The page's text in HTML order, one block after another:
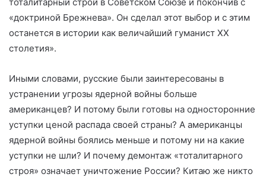
«доктриной Брежнева». Он сделал этот выбор и с этим
останется в истории как величайший гуманист XX
столетия».
Иными словами, русские были заинтересованы в
устранении угрозы ядерной войны больше
американцев? И потому были готовы на односторонние
уступки ценой распада своей страны? А американцы
ядерной войны боялись меньше и потому ни на какие
уступки не шли? И почему демонтаж «тоталитарного
строя» означает уничтожение России? Китаю же никто